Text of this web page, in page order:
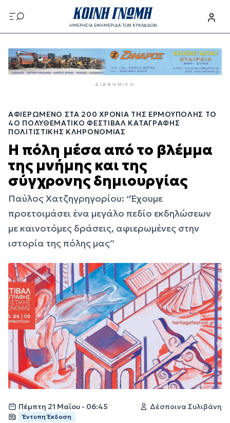
προς
το
περιεχόμενο
ΗΜΕΡΗΣΙΑ ΕΦΗΜΕΡΙΔΑ ΤΩΝ ΚΥΚΛΑΔΩΝ
προς
το
κυρίως
ΔΙΑΦΉΜΙΣΗ
ΑΦΙΕΡΩΜΈΝΟ ΣΤΑ 200 ΧΡΌΝΙΑ ΤΗΣ ΕΡΜΟΎΠΟΛΗΣ ΤΟ
4Ο ΠΟΛΥΘΕΜΑΤΙΚΌ ΦΕΣΤΙΒΆΛ ΚΑΤΑΓΡΑΦΉΣ
ΠΟΛΙΤΙΣΤΙΚΉΣ ΚΛΗΡΟΝΟΜΙΆΣ
Η πόλη μέσα από το βλέμμα
της μνήμης και της
σύγχρονης δημιουργίας
Παύλος Χατζηγρηγορίου: “Έχουμε
προετοιμάσει ένα μεγάλο πεδίο εκδηλώσεων
με καινοτόμες δράσεις, αφιερωμένες στην
ιστορία της πόλης μας”
Πέμπτη 21 Μαΐου - 06:45 Δέσποινα Συλιβάνη
Έντυπη Έκδοση